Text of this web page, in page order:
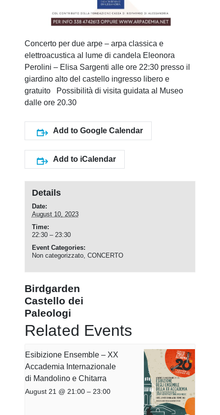
Concerto per due arpe – arpa classica e
elettroacustica al lume di candela Eleonora
Perolini – Elisa Sargenti alle ore 22:30 presso il
giardino alto del castello ingresso libero e
gratuito Possibilità di visita guidata al Museo
dalle ore 20.30
Add to Google Calendar
Add to iCalendar
Details
Date:
August 10, 2023
Time:
22:30 – 23:30
Event Categories:
Non categorizzato, CONCERTO
Birdgarden
Castello dei
Paleologi
Related Events
Esibizione Ensemble – XX
Accademia Internazionale
di Mandolino e Chitarra
August 21 @ 21:00 – 23:00